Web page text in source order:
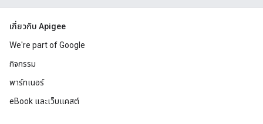
เกี่ยวกับ Apigee
We're part of Google
กิจกรรม
พาร์ทเนอร์
eBook และเว็บแคสต์